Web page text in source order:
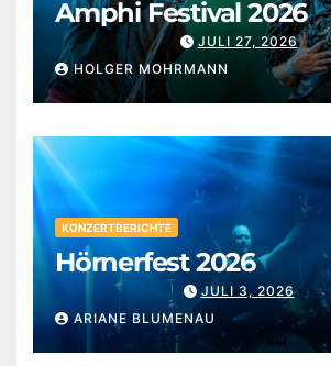
Amphi Festival 2026
JULI 27, 2026
HOLGER MOHRMANN
KONZERTBERICHTE
Hörnerfest 2026
JULI 3, 2026
ARIANE BLUMENAU